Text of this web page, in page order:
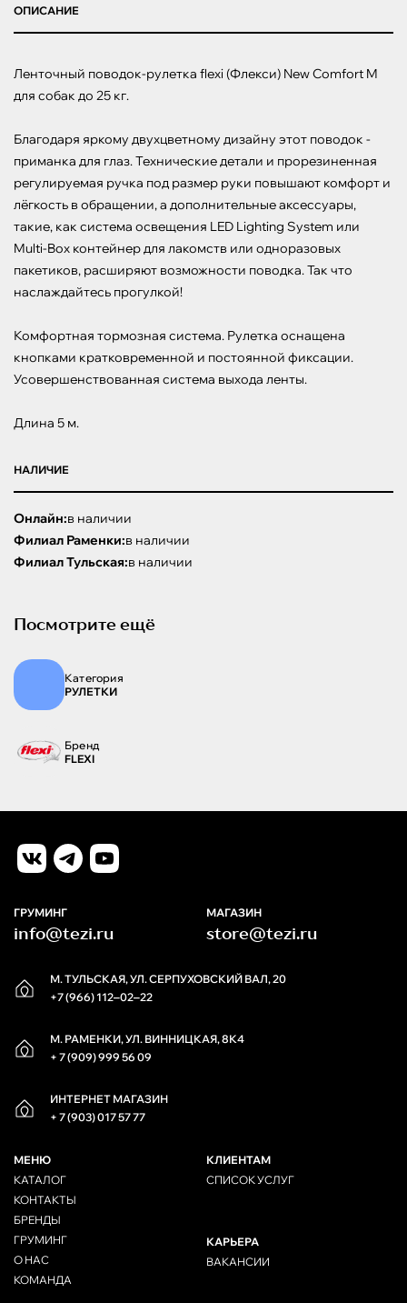
ОПИСАНИЕ
Ленточный поводок-рулетка flexi (Флекси) New Comfort M
для собак до 25 кг.
Благодаря яркому двухцветному дизайну этот поводок -
приманка для глаз. Технические детали и прорезиненная
регулируемая ручка под размер руки повышают комфорт и
лёгкость в обращении, а дополнительные аксессуары,
такие, как система освещения LED Lighting System или
Multi-Box контейнер для лакомств или одноразовых
пакетиков, расширяют возможности поводка. Так что
наслаждайтесь прогулкой!
Комфортная тормозная система. Рулетка оснащена
кнопками кратковременной и постоянной фиксации.
Усовершенствованная система выхода ленты.
Длина 5 м.
НАЛИЧИЕ
Онлайн:в наличии
Филиал Раменки:в наличии
Филиал Тульская:в наличии
Посмотрите ещё
Категория
РУЛЕТКИ
Бренд
FLEXI
М. ТУЛЬСКАЯ, УЛ. СЕРПУХОВСКИЙ ВАЛ, 20
+7 (966) 112‒02‒22
М. РАМЕНКИ, УЛ. ВИННИЦКАЯ, 8К4
+ 7 (909) 999 56 09
ИНТЕРНЕТ МАГАЗИН
+ 7 (903) 017 57 77
ГРУМИНГ
info@tezi.ru
МАГАЗИН
store@tezi.ru
МЕНЮ
КАТАЛОГ
КОНТАКТЫ
БРЕНДЫ
ГРУМИНГ
О НАС
КОМАНДА
КЛИЕНТАМ
СПИСОК УСЛУГ
КАРЬЕРА
ВАКАНСИИ